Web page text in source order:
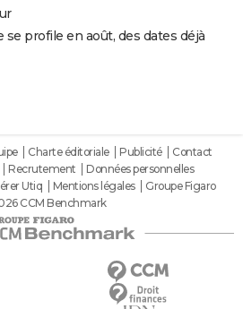
se profile en août, des dates déjà
Charte éditoriale Publicité
Contact
Recrutement
Données personnelles
Utiq Mentions légales
Groupe Figaro
CCM Benchmark